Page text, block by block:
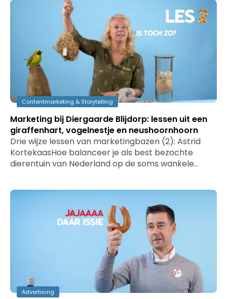
Contentmarketing & Storytelling
Marketing bij Diergaarde Blijdorp: lessen uit een
giraffenhart, vogelnestje en neushoornhoorn
Drie wijze lessen van marketingbazen (2): Astrid
KortekaasHoe balanceer je als best bezochte
dierentuin van Nederland op de soms wankele…
Advertising